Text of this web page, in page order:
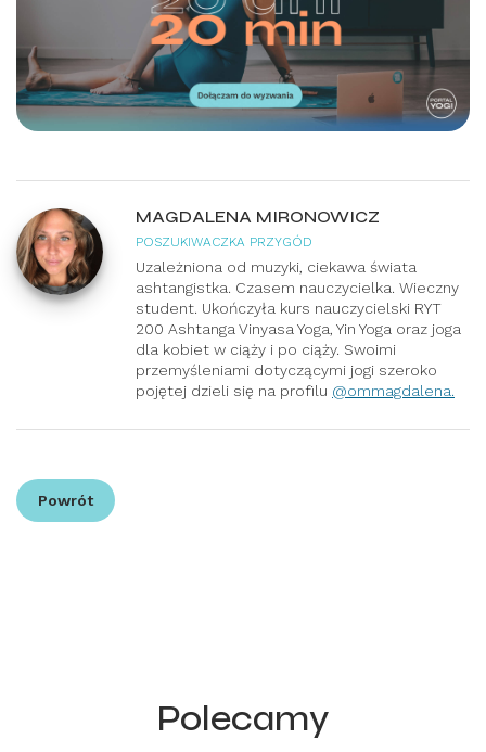
MAGDALENA MIRONOWICZ
POSZUKIWACZKA PRZYGÓD
Uzależniona od muzyki, ciekawa świata
ashtangistka. Czasem nauczycielka. Wieczny
student. Ukończyła kurs nauczycielski RYT
200 Ashtanga Vinyasa Yoga, Yin Yoga oraz joga
dla kobiet w ciąży i po ciąży. Swoimi
przemyśleniami dotyczącymi jogi szeroko
pojętej dzieli się na profilu @ommagdalena.
Powrót
Polecamy